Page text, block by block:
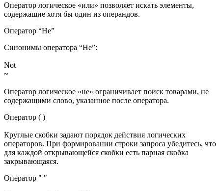
Оператор логическое «или» позволяет искать элементы,
содержащие хотя бы один из операндов.
Оператор “Не”
Синонимы оператора “Не”:
Not
~
Оператор логическое «не» ограничивает поиск товарами, не
содержащими слово, указанное после оператора.
Оператор ( )
Круглые скобки задают порядок действия логических
операторов. При формировании строки запроса убедитесь, что
для каждой открывающейся скобки есть парная скобка
закрывающаяся.
Оператор " "